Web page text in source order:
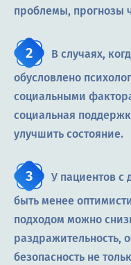
проблемы, прогнозы
В случаях,
обусловлено
социальными
социальная
улучшить состояние.
У пациентов с
быть менее
подходом можно
раздражительность,
безопасность не